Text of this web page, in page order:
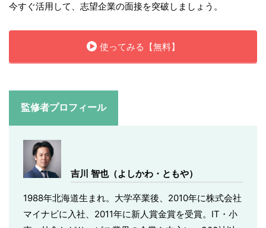
今すぐ活用して、志望企業の面接を突破しましょう。
使ってみる【無料】
監修者プロフィール
吉川 智也（よしかわ・ともや）
1988年北海道生まれ。大学卒業後、2010年に株式会社
マイナビに入社、2011年に新人賞金賞を受賞。IT・小